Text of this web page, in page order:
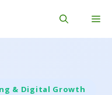
& Digital Growth